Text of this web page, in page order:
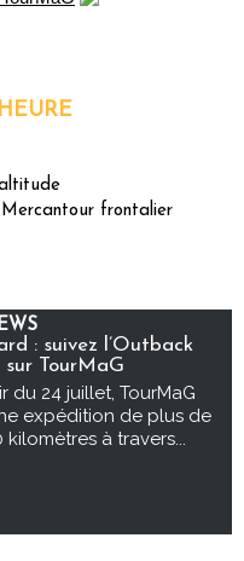
HEURE
frontalier
: suivez l’Outback
TourMaG
du 24 juillet, TourMaG
expédition de plus de
kilomètres à travers...